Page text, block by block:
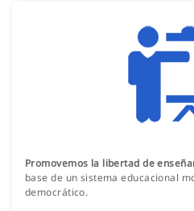
Promovemos la libertad de
base de un sistema educacional
democrático.